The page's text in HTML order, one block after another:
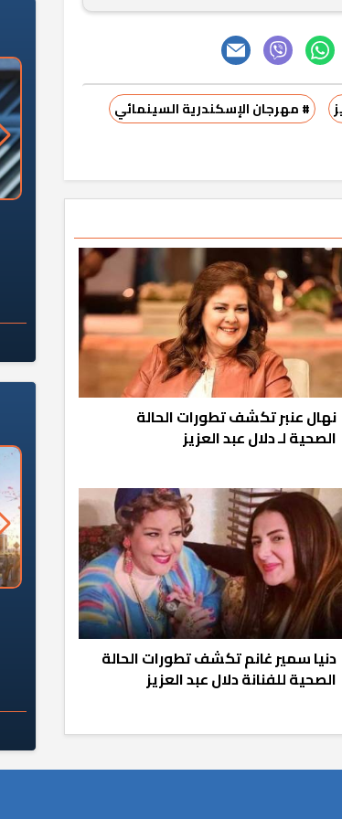
# مهرجان الإسكندرية السينمائي
نهال عنبر تكشف تطورات الحالة
الصحية لـ دلال عبد العزيز
دنيا سمير غانم تكشف تطورات الحالة
الصحية للفنانة دلال عبد العزيز
غذائية في أسبوع
هل
من
لماذا تخالف الشركات العقارية
تعليمات الرئيس السيسي؟